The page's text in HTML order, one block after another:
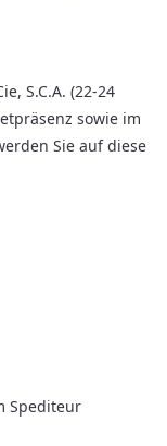
S.C.A. (22-24
sowie im
Sie auf diese
Spediteur